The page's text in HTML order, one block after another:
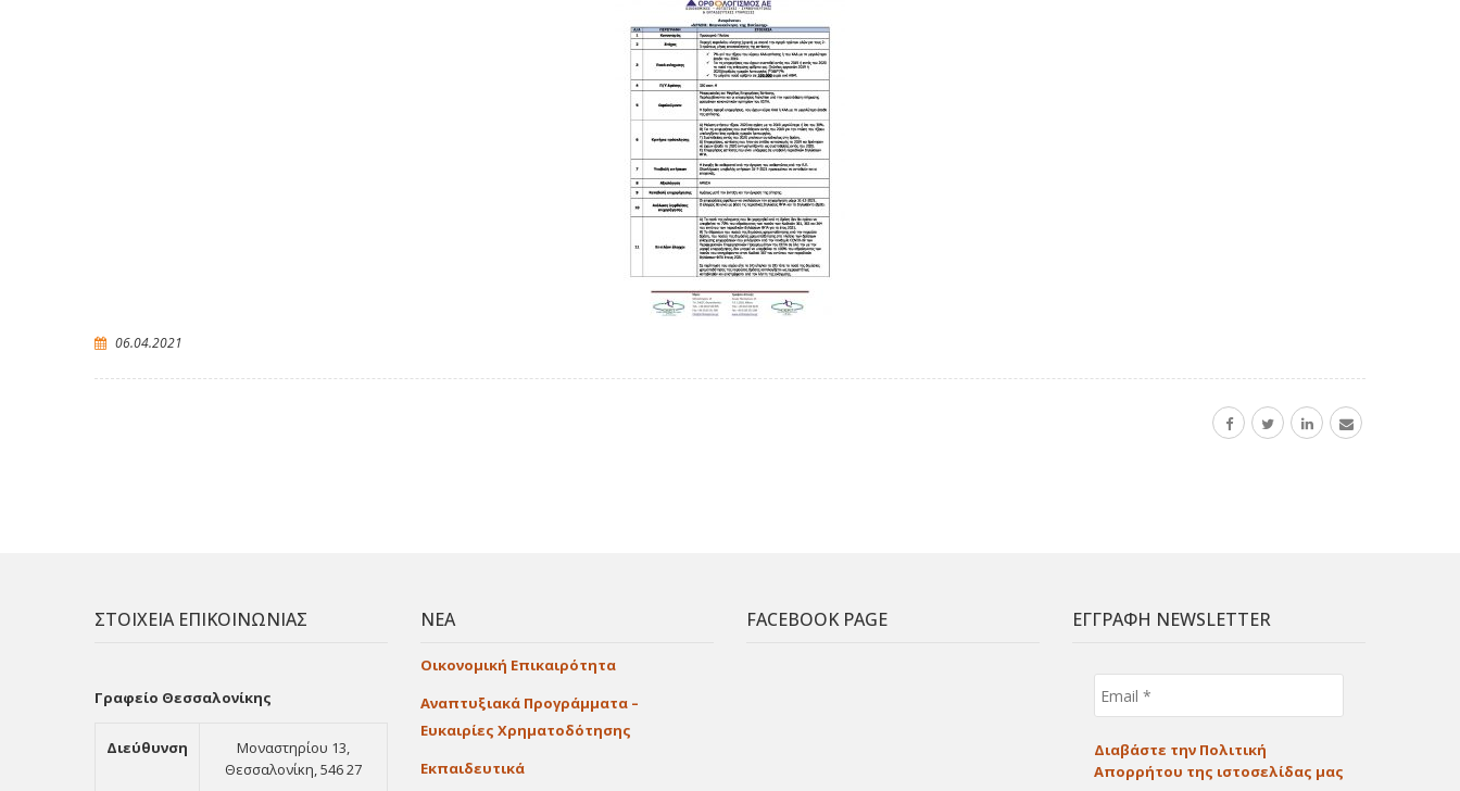
06.04.2021
ΣΤΟΙΧΕΙΑ ΕΠΙΚΟΙΝΩΝΙΑΣ
Γραφείο Θεσσαλονίκης
Διεύθυνση
Μοναστηρίου 13,
Θεσσαλονίκη, 546 27
ΝΕΑ
Οικονομική Επικαιρότητα
Αναπτυξιακά Προγράμματα –
Ευκαιρίες Χρηματοδότησης
Εκπαιδευτικά
FACEBOOK PAGE ΕΓΓΡΑΦΗ NEWSLETTER
Διαβάστε την Πολιτική
Απορρήτου της ιστοσελίδας μας